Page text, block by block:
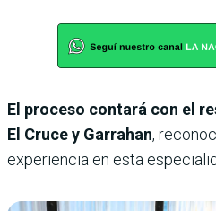
El proceso contará con el
El Cruce y Garrahan,
experiencia en esta